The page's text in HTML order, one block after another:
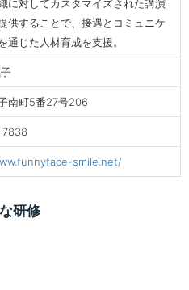
に対してカスタマイズされた講演
供することで、接遇とコミュニケ
通じた人材育成を支援。
南町5番27号206
smile.net/
研修